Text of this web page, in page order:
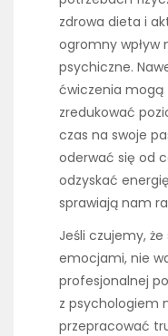
zdrowa dieta i
ogromny wpływ
psychiczne.
ćwiczenia mogą
zredukować
czas na swoje
oderwać się od
odzyskać
sprawiają nam
Jeśli czujemy,
emocjami, nie
profesjonalnej
z psychologiem
przepracować